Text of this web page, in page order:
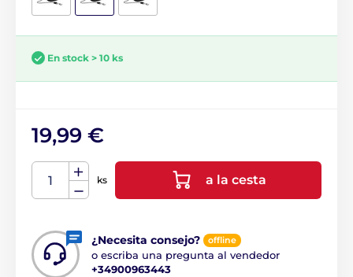
En stock > 10 ks
19,99 €
ks a la cesta
¿Necesita consejo? offline
o escriba una pregunta al vendedor
+34900963443